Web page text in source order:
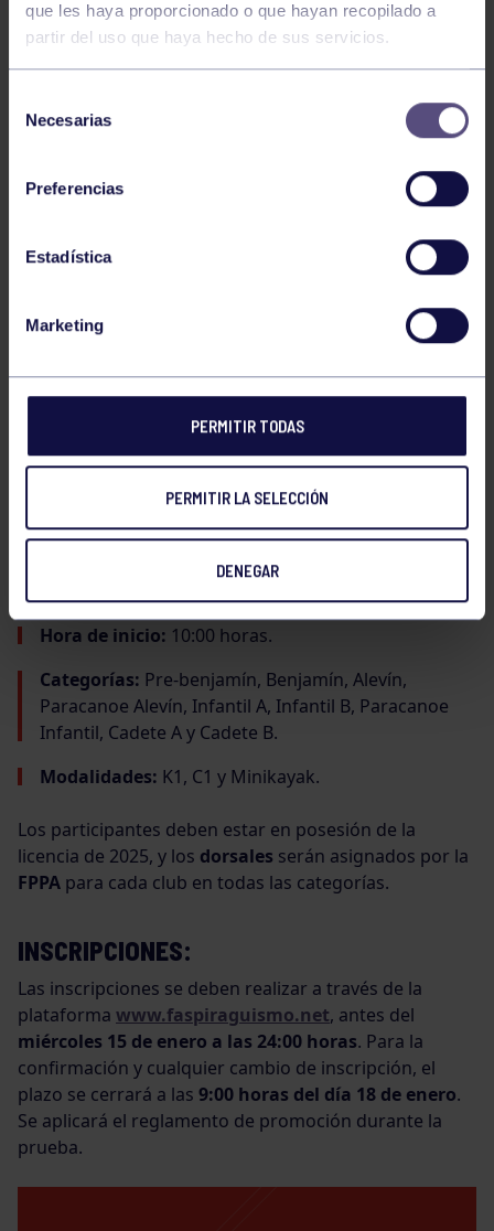
que les haya proporcionado o que hayan recopilado a
partir del uso que haya hecho de sus servicios.
Necesarias
Preferencias
Estadística
Marketing
PERMITIR TODAS
PERMITIR LA SELECCIÓN
DENEGAR
Juegos Deportivos del
de piragüismo se celebrará el
próximosábado 18 de enero
Embalse de Santa
Federación de Piragüismo del Principado de
, con la colaboración de la
de Deportesy elPatronato Deportivo Municipal del
Ayuntamiento de Gijón.
DETALLES DE LA COMPETICIÓN:
Hora de inicio: 10:00 horas.
Categorías: Pre-benjamín, Benjamín, Alevín,
Paracanoe Alevín, Infantil A, Infantil B, Paracanoe
Infantil, Cadete A y Cadete B.
Modalidades: K1, C1 y Minikayak.
Los participantes deben estar en posesión de la
licencia de 2025, y los dorsales serán asignados por la
FPPA para cada club en todas las categorías.
INSCRIPCIONES:
Las inscripciones se deben realizar a través de la
plataforma www.faspiraguismo.net, antes del
miércoles 15 de enero a las 24:00 horas. Para la
confirmación y cualquier cambio de inscripción, el
plazo se cerrará a las 9:00 horas del día 18 de enero.
Se aplicará el reglamento de promoción durante la
prueba.